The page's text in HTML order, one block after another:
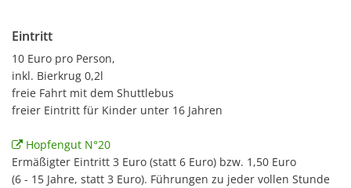
Eintritt
10 Euro pro Person,
inkl. Bierkrug 0,2l
freie Fahrt mit dem Shuttlebus
freier Eintritt für Kinder unter 16 Jahren
Hopfengut N°20
Ermäßigter Eintritt 3 Euro (statt 6 Euro) bzw. 1,50 Euro
(6 - 15 Jahre, statt 3 Euro). Führungen zu jeder vollen Stunde